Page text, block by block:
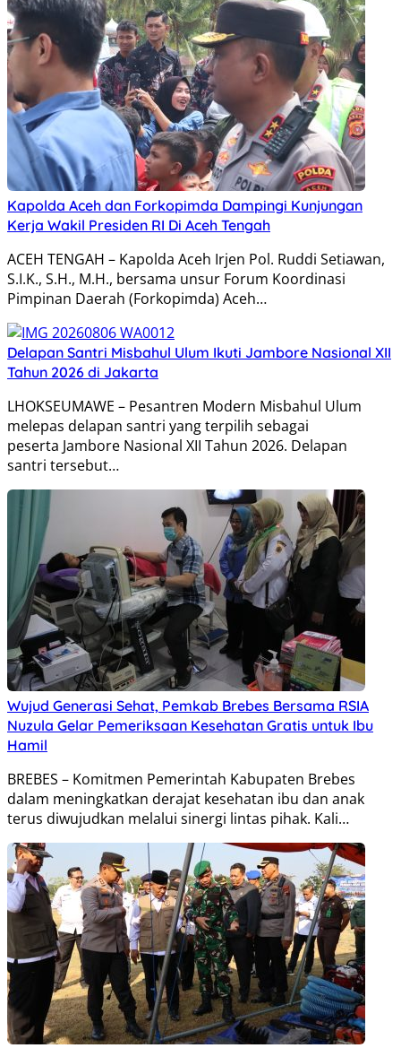
Kapolda Aceh dan Forkopimda Dampingi Kunjungan
Kerja Wakil Presiden RI Di Aceh Tengah
ACEH TENGAH – Kapolda Aceh Irjen Pol. Ruddi Setiawan,
S.I.K., S.H., M.H., bersama unsur Forum Koordinasi
Pimpinan Daerah (Forkopimda) Aceh…
Delapan Santri Misbahul Ulum Ikuti Jambore Nasional XII
Tahun 2026 di Jakarta
LHOKSEUMAWE – Pesantren Modern Misbahul Ulum
melepas delapan santri yang terpilih sebagai
peserta Jambore Nasional XII Tahun 2026. Delapan
santri tersebut…
Wujud Generasi Sehat, Pemkab Brebes Bersama RSIA
Nuzula Gelar Pemeriksaan Kesehatan Gratis untuk Ibu
Hamil
BREBES – Komitmen Pemerintah Kabupaten Brebes
dalam meningkatkan derajat kesehatan ibu dan anak
terus diwujudkan melalui sinergi lintas pihak. Kali…